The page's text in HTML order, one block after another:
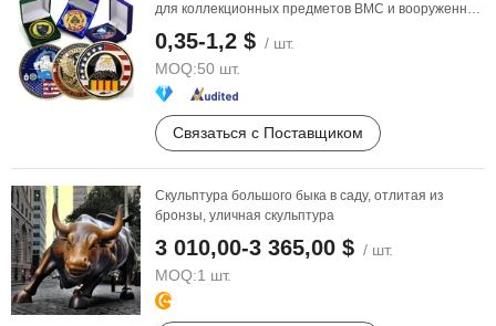
для коллекционных предметов ВМС и вооруженных
0,35-1,2 $ / шт.
MOQ:50 шт.
Связаться с Поставщиком
Скульптура большого быка в саду, отлитая из
бронзы, уличная скульптура
3 010,00-3 365,00 $ / шт.
MOQ:1 шт.